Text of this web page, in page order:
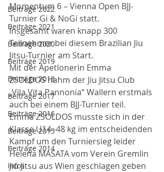
Beiträge 2022
Beiträge 2021
Beiträge 2020
Beiträge 2019
Beiträge 2018
Beiträge 2017
Beiträge 2016
Beiträge 2015
Beiträge 2014
Infos
Momentum 6 – Vienna Open BJJ-
Turnier Gi & NoGi statt.
Insgesamt waren knapp 300
Teilnehmer bei diesem Brazilian Jiu
Jitsu-Turnier am Start.
Mit der Apetlonerin Emma
ZSOLDOS nahm der Jiu Jitsu Club
„Vila Vita Pannonia“ Wallern erstmals
auch bei einem BJJ-Turnier teil.
Emma ZSOLDOS musste sich in der
Klasse U14 -48 kg im entscheidenden
Kampf um den Turniersieg leider
Helena MASATA vom Verein Gremlin
Jiu Jitsu aus Wien geschlagen geben